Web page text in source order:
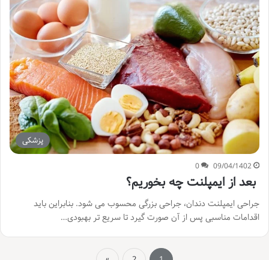
پزشکی
09/04/1402
0
بعد از ایمپلنت چه بخوریم؟
جراحی ایمپلنت دندان، جراحی بزرگی محسوب می شود. بنابراین باید
اقدامات مناسبی پس از آن صورت گیرد تا سریع تر بهبودی…